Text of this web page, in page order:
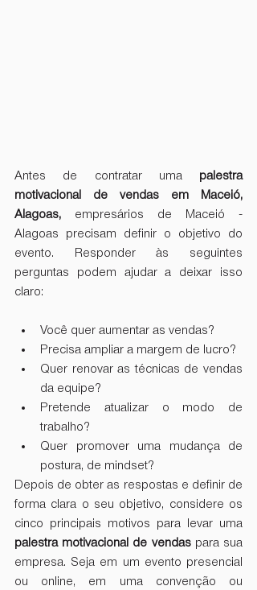
Antes de contratar uma palestra
motivacional de vendas em Maceió,
Alagoas, empresários de Maceió -
Alagoas precisam definir o objetivo do
evento. Responder às seguintes
perguntas podem ajudar a deixar isso
claro:
Você quer aumentar as vendas?
Precisa ampliar a margem de lucro?
Quer renovar as técnicas de vendas
da equipe?
Pretende atualizar o modo de
trabalho?
Quer promover uma mudança de
postura, de mindset?
Depois de obter as respostas e definir de
forma clara o seu objetivo, considere os
palestra motivacional de vendas para sua
empresa. Seja em um evento presencial
ou online, em uma convenção ou